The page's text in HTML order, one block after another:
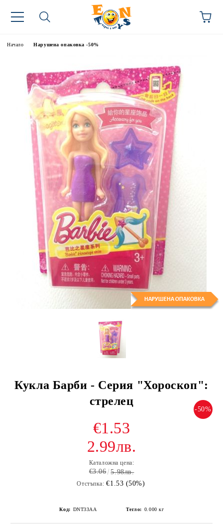
Начало Нарушена опаковка -50%
Кукла Барби - Серия "Хороскоп":
стрелец
-50%
€1.53
2.99лв.
Каталожна цена:
€3.06 5.98лв.
Отстъпка: €1.53 (50%)
Код: DNT33AA Тегло: 0.000 кг